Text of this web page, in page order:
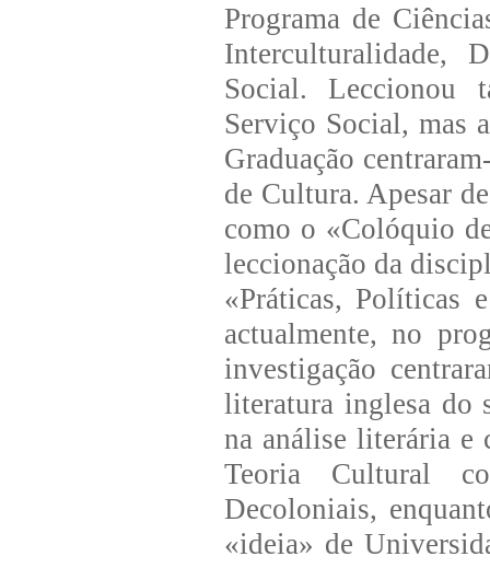
Programa de
Interculturalidade,
Social. Leccionou
Serviço Social, mas
Graduação
de Cultura. Apesar
como o «Colóquio
leccionação da
«Práticas, Políticas
actualmente, no
investigação
literatura inglesa
na análise literária e
Teoria Cultural
Decoloniais,
«ideia» de